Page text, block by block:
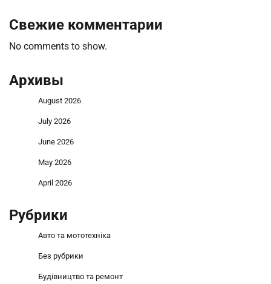
Свежие комментарии
No comments to show.
Архивы
August 2026
July 2026
June 2026
May 2026
April 2026
Рубрики
Авто та мототехніка
Без рубрики
Будівництво та ремонт